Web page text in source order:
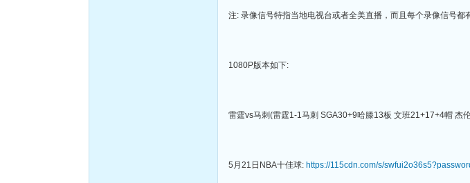
注: 录像信号特指当地电视台或者全美直播，而且每个录像信号都
1080P版本如下:
雷霆vs马刺(雷霆1-1马刺 SGA30+9哈滕13板 文班21+17+4帽 杰
5月21日NBA十佳球: https://115cdn.com/s/